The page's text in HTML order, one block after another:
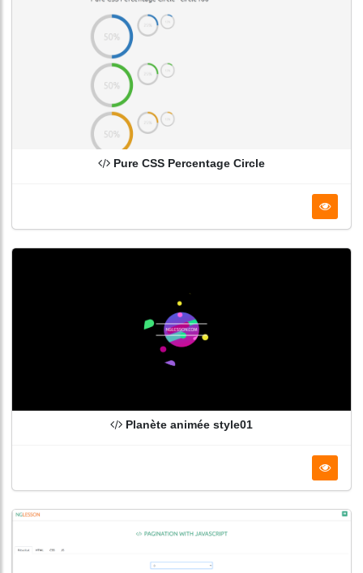
Pure CSS Percentage Circle
Planète animée style01